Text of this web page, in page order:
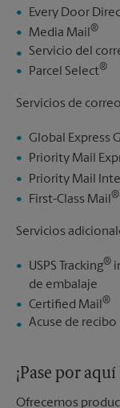
Every Door
Media Mail®
Servicio del
Parcel Select®
Servicios de
Global Express
Priority Mail
Priority Mail
First-Class Mail®
Servicios
USPS Tracking®
de embalaje
Certified Mail ®
Acuse de recibo
¡Pase por
Ofrecemos